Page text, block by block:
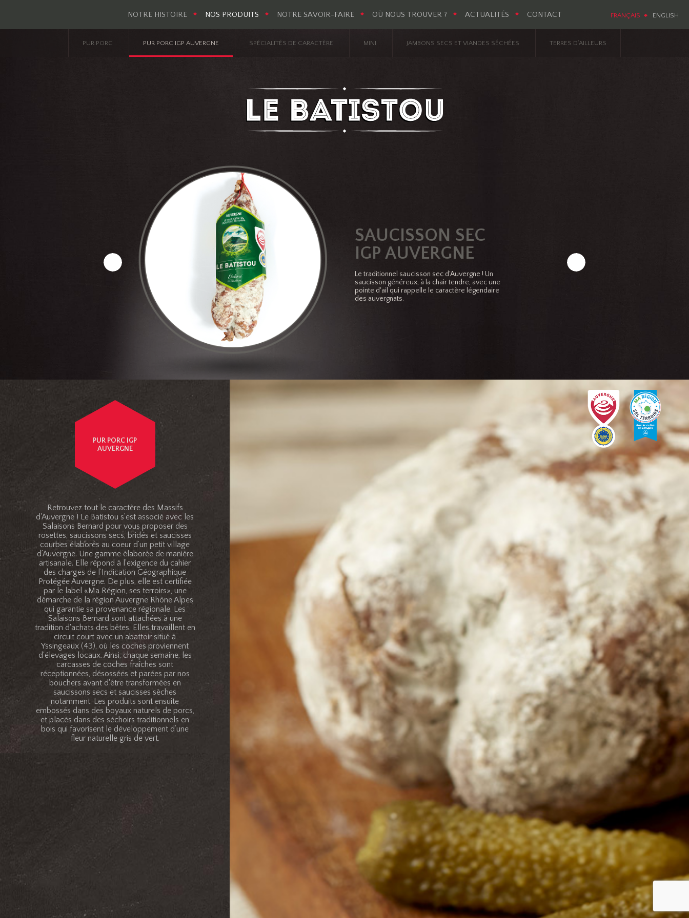
NOTRE HISTOIRE NOS PRODUITS NOTRE SAVOIR-FAIRE OÙ NOUS TROUVER ? ACTUALITÉS CONTACT FRANÇAIS ENGLISH
PUR PORC PUR PORC IGP AUVERGNE SPÉCIALITÉS DE CARACTÈRE MINI JAMBONS SECS ET VIANDES SÉCHÉES TERRES D’AILLEURS
PUR PORC IGP
AUVERGNE
Retrouvez tout le caractère des Massifs
d'Auvergne ! Le Batistou s’est associé avec les
Salaisons Bernard pour vous proposer des
rosettes, saucissons secs, bridés et saucisses
courbes élaborés au coeur d’un petit village
d’Auvergne. Une gamme élaborée de manière
artisanale. Elle répond à l’exigence du cahier
des charges de l’Indication Géographique
Protégée Auvergne. De plus, elle est certifiée
par le label «Ma Région, ses terroirs», une
démarche de la région Auvergne Rhône Alpes
qui garantie sa provenance régionale. Les
Salaisons Bernard sont attachées à une
tradition d'achats des bêtes. Elles travaillent en
circuit court avec un abattoir situé à
Yssingeaux (43), où les coches proviennent
d'élevages locaux. Ainsi, chaque semaine, les
carcasses de coches fraîches sont
réceptionnées, désossées et parées par nos
bouchers avant d'être transformées en
saucissons secs et saucisses sèches
notamment. Les produits sont ensuite
embossés dans des boyaux naturels de porcs,
et placés dans des séchoirs traditionnels en
bois qui favorisent le développement d’une
fleur naturelle gris de vert.